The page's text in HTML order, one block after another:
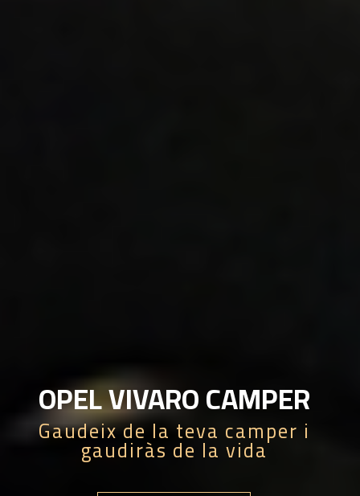
OPEL VIVARO CAMPER
Gaudeix de la teva camper i
gaudiràs de la vida